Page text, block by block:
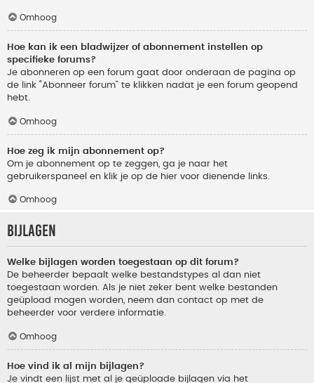
Omhoog
Hoe kan ik een bladwijzer of abonnement instellen op
specifieke forums?
Je abonneren op een forum gaat door onderaan de pagina op
de link “Abonneer forum” te klikken nadat je een forum geopend
hebt.
Omhoog
Hoe zeg ik mijn abonnement op?
Om je abonnement op te zeggen, ga je naar het
gebruikerspaneel en klik je op de hier voor dienende links.
Omhoog
Bijlagen
Welke bijlagen worden toegestaan op dit forum?
De beheerder bepaalt welke bestandstypes al dan niet
toegestaan worden. Als je niet zeker bent welke bestanden
geüpload mogen worden, neem dan contact op met de
beheerder voor verdere informatie.
Omhoog
Hoe vind ik al mijn bijlagen?
Je vindt een lijst met al je geüploade bijlagen via het